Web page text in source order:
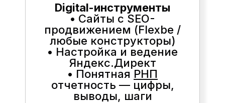
Digital-инструменты
• Сайты с SEO-
продвижением (Flexbe /
любые конструкторы)
• Настройка и ведение
Яндекс.Директ
• Понятная РНП
отчетность — цифры,
выводы, шаги